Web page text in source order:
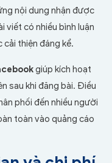
nội dung nhận được
viết có nhiều bình luận
cải thiện đáng kể.
giúp kích hoạt
sau khi đăng bài. Điều
phối đến nhiều người
toàn vào quảng cáo